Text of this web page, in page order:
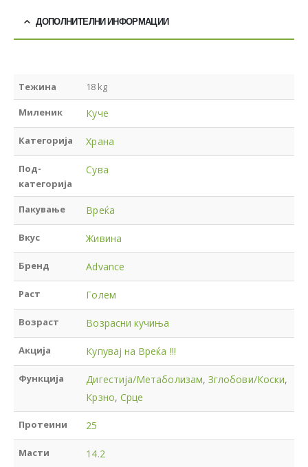
ДОПОЛНИТЕЛНИ ИНФОРМАЦИИ
Тежина 18 kg
Миленик Куче
Категорија Храна
Под-
категорија
Сува
Пакување Вреќа
Вкус Живина
Бренд Advance
Раст Голем
Возраст Возрасни кучиња
Акција Купувај на Вреќа !!!
Функција Дигестија/Метаболизам,Зглобови/Коски,
Крзно, Срце
Протеини 25
Масти 14.2